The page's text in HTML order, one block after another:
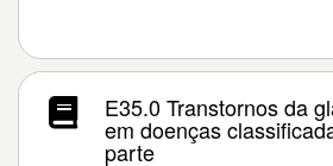
E35.0 Transtornos da
em doenças
parte